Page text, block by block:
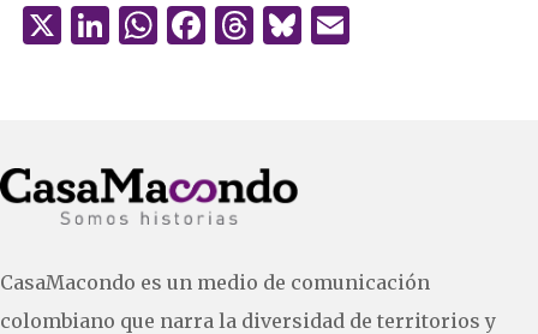
X Li
dI
n
W
A
p
F
b
o
k
T
d
s
B
CasaMacondo es un medio de comunicación
colombiano que narra la diversidad de territorios y